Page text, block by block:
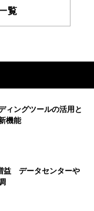
覧
ィングツールの活用と
機能
益 データセンターや